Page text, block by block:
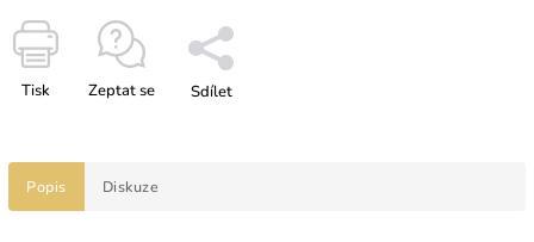
Tisk Zeptat se Sdílet
Popis Diskuze